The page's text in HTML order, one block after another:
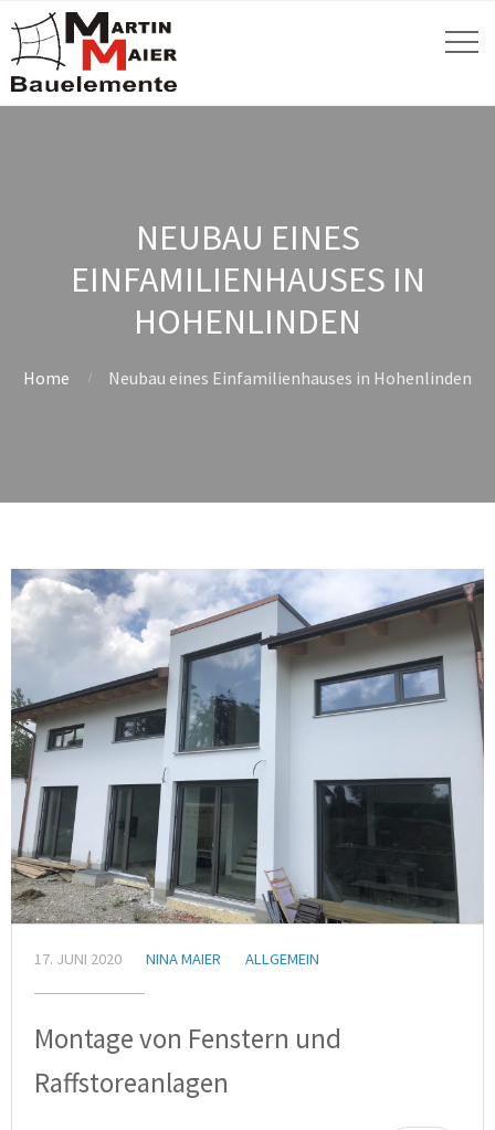
NEUBAU EINES
EINFAMILIENHAUSES IN
HOHENLINDEN
Home Neubau eines Einfamilienhauses in Hohenlinden
17. JUNI 2020 NINA MAIER ALLGEMEIN
Montage von Fenstern und
Raffstoreanlagen